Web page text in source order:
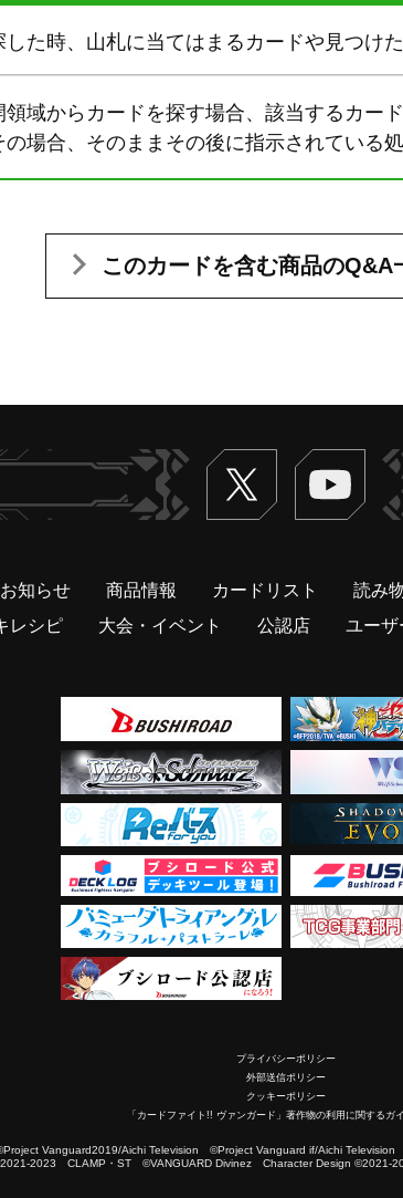
た時、山札に当てはまるカードや見つけ
域からカードを探す場合、該当するカー
場合、そのままその後に指示されている
このカードを含む商品のQ&A
Twitter ヴ
お知らせ 商品情報 カードリスト 読み
レシピ
大会・イベント 公認店 ユーザ
プライバシーポリシー
外部送信ポリシー
クッキーポリシー
「カードファイト!! ヴァンガード」著作物の利用に関するガ
Vanguard2019/Aichi Television ©Project Vanguard if/Aichi
2023 CLAMP・ST ©VANGUARD Divinez Character Design ©2021-